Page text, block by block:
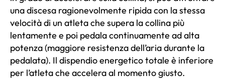
una discesa ragionevolmente ripida con la stessa
velocità di un atleta che supera la collina più
lentamente e poi pedala continuamente ad alta
potenza (maggiore resistenza dell’aria durante la
pedalata). Il dispendio energetico totale è inferiore
per l’atleta che accelera al momento giusto.